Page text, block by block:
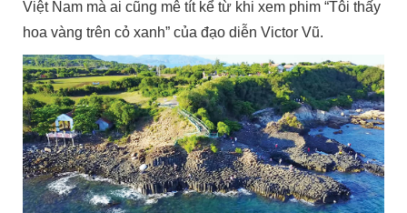
Việt Nam mà ai cũng mê tít kể từ khi xem phim “Tôi thấy
hoa vàng trên cỏ xanh” của đạo diễn Victor Vũ.